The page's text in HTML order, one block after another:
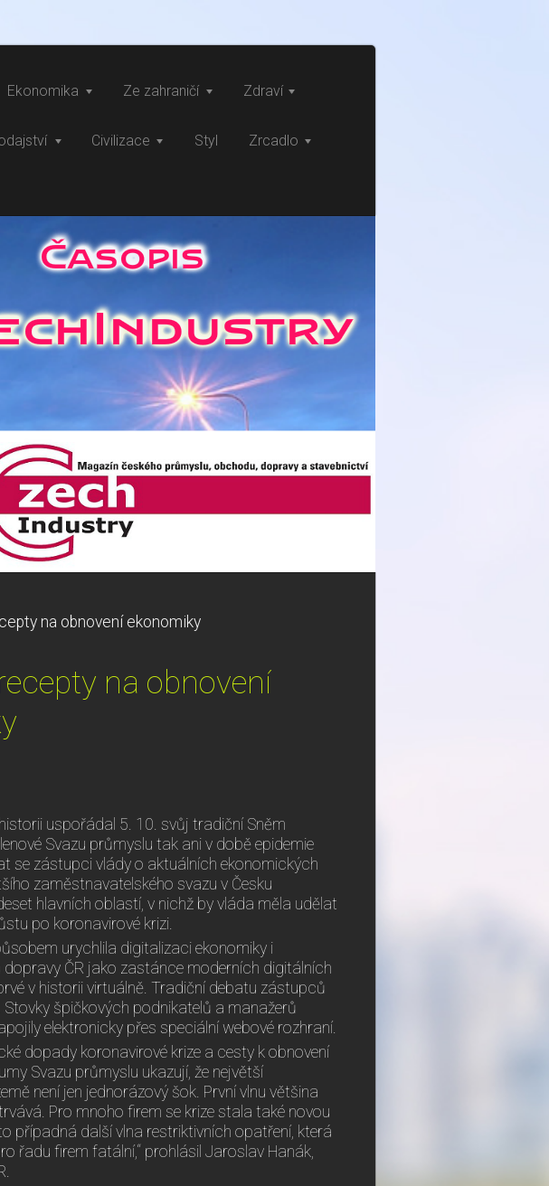
Ekonomika Ze zahraničí Zdraví
Civilizace Styl Zrcadlo
na obnovení ekonomiky
na obnovení
uspořádal 5. 10. svůj tradiční Sněm
Svazu průmyslu tak ani v době epidemie
se zástupci vlády o aktuálních ekonomických
zaměstnavatelského svazu v Česku
hlavních oblastí, v nichž by vláda měla udělat
po koronavirové krizi.
urychlila digitalizaci ekonomiky i
ČR jako zastánce moderních digitálních
v historii virtuálně. Tradiční debatu zástupců
špičkových podnikatelů a manažerů
elektronicky přes speciální webové rozhraní.
dopady koronavirové krize a cesty k obnovení
Svazu průmyslu ukazují, že největší
není jen jednorázový šok. První vlnu většina
Pro mnoho firem se krize stala také novou
případná další vlna restriktivních opatření, která
řadu firem fatální,“ prohlásil Jaroslav Hanák,